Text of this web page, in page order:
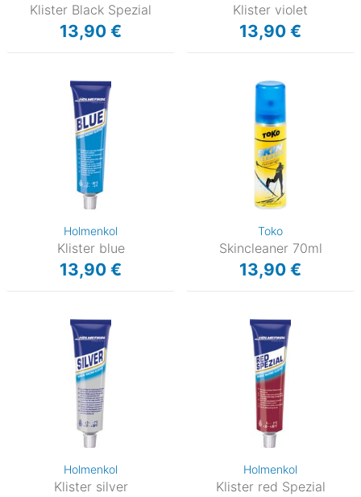
Klister Black Spezial
13,90 €
Klister violet
13,90 €
Holmenkol
Klister blue
13,90 €
Toko
Skincleaner 70ml
13,90 €
Holmenkol
Klister silver
Holmenkol
Klister red Spezial